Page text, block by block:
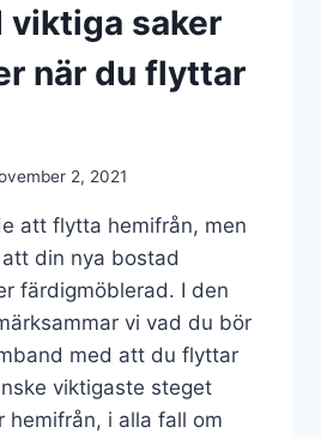
viktiga saker
när du flyttar
2, 2021
att flytta hemifrån, men
din nya bostad
färdigmöblerad. I den
vi vad du bör
med att du flyttar
viktigaste steget
hemifrån, i alla fall om